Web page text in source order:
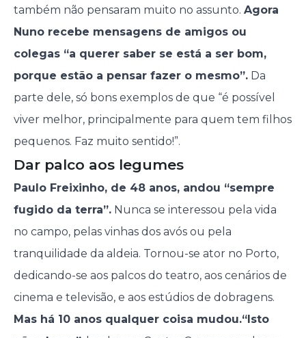
também não pensaram muito no assunto. Agora
Nuno recebe mensagens de amigos ou
colegas “a querer saber se está a ser bom,
porque estão a pensar fazer o mesmo”.Da
parte dele, só bons exemplos de que “é possível
viver melhor, principalmente para quem tem filhos
pequenos. Faz muito sentido!”.
Dar palco aos legumes
Paulo Freixinho, de 48 anos, andou “sempre
fugido da terra”.Nunca se interessou pela vida
no campo, pelas vinhas dos avós ou pela
tranquilidade da aldeia. Tornou-se ator no Porto,
dedicando-se aos palcos do teatro, aos cenários de
cinema e televisão, e aos estúdios de dobragens.
Mas há 10 anos qualquer coisa mudou.“Isto